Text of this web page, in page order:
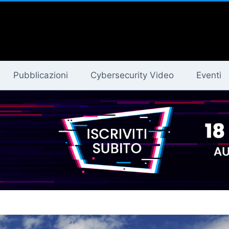
Pubblicazioni Cybersecurity Video Eventi